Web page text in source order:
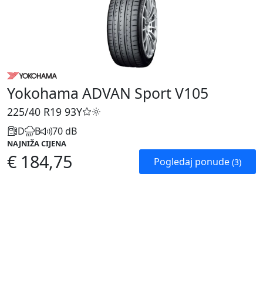
Yokohama ADVAN Sport V105
225/40 R19 93Y
D B 70 dB
NAJNIŽA CIJENA
€ 184,75 Pogledaj ponude (3)